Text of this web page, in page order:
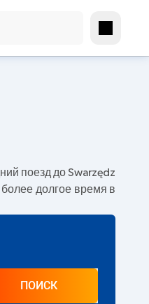
поезд до Swarzędz
долгое время в
ПОИСК